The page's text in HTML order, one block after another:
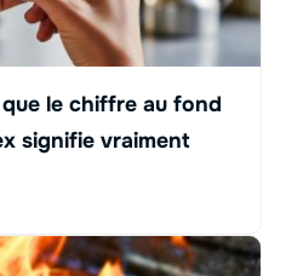
que le chiffre au fond
signifie vraiment